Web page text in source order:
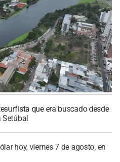
que era buscado desde
Setúbal
hoy, viernes 7 de agosto, en